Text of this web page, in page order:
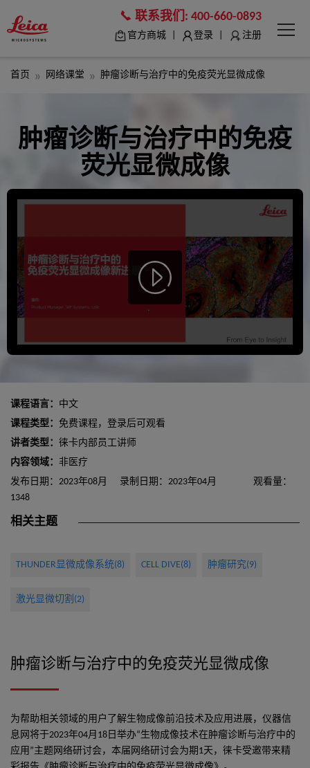
联系我们: 400-660-0893
官方商城 登录 注册
首页 网络课堂 肿瘤诊断与治疗中的免疫荧光显微成像
肿瘤诊断与治疗中的免疫
荧光显微成像
课程语言： 中文
课程类型： 免费课程，登录后可观看
讲者类型： 徕卡内部员工讲师
内容领域： 非医疗
发布日期：2023年08月
录制日期：2023年04月
观看量：
1348
相关主题
THUNDER显微成像系统(8) CELL DIVE(8) 肿瘤研究(9)
激光显微切割(2)
肿瘤诊断与治疗中的免疫荧光显微成像
为帮助相关领域的用户了解生物成像前沿技术及应用进展，仪器信
息网将于2023年04月18日举办“生物成像技术在肿瘤诊断与治疗中的
应用”主题网络研讨会，本届网络研讨会为期1天，徕卡受邀带来精